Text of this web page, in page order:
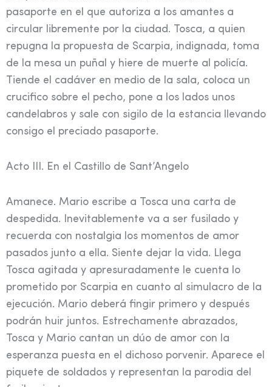
pasaporte en el que autoriza a los amantes a
circular libremente por la ciudad. Tosca, a quien
repugna la propuesta de Scarpia, indignada, toma
de la mesa un puñal y hiere de muerte al policía.
Tiende el cadáver en medio de la sala, coloca un
crucifico sobre el pecho, pone a los lados unos
candelabros y sale con sigilo de la estancia llevando
consigo el preciado pasaporte.
Acto III. En el Castillo de Sant’Angelo
Amanece. Mario escribe a Tosca una carta de
despedida. Inevitablemente va a ser fusilado y
recuerda con nostalgia los momentos de amor
pasados junto a ella. Siente dejar la vida. Llega
Tosca agitada y apresuradamente le cuenta lo
prometido por Scarpia en cuanto al simulacro de la
ejecución. Mario deberá fingir primero y después
podrán huir juntos. Estrechamente abrazados,
Tosca y Mario cantan un dúo de amor con la
esperanza puesta en el dichoso porvenir. Aparece el
piquete de soldados y representan la parodia del